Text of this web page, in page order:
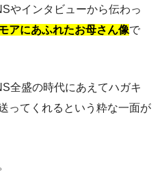
やインタビューから伝わっ
アにあふれたお母さん像で
全盛の時代にあえてハガキ
てくれるという粋な一面が